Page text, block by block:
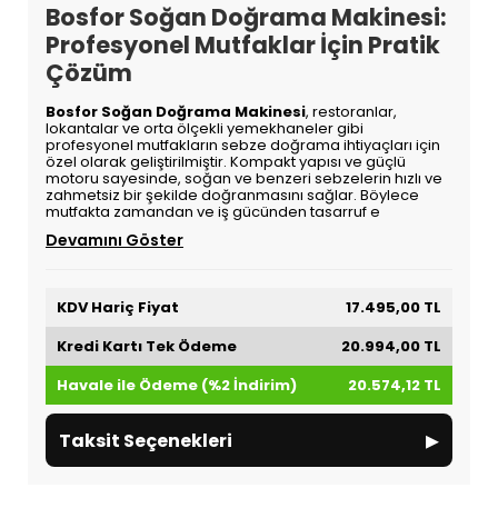
Bosfor Soğan Doğrama Makinesi:
Profesyonel Mutfaklar İçin Pratik
Çözüm
Bosfor Soğan Doğrama Makinesi, restoranlar,
lokantalar ve orta ölçekli yemekhaneler gibi
profesyonel mutfakların sebze doğrama ihtiyaçları için
özel olarak geliştirilmiştir. Kompakt yapısı ve güçlü
motoru sayesinde, soğan ve benzeri sebzelerin hızlı ve
zahmetsiz bir şekilde doğranmasını sağlar. Böylece
mutfakta zamandan ve iş gücünden tasarruf e
Devamını Göster
KDV Hariç Fiyat
17.495,00 TL
Kredi Kartı Tek Ödeme
20.994,00 TL
Havale ile Ödeme (%2 İndirim)
20.574,12 TL
Taksit Seçenekleri ▸